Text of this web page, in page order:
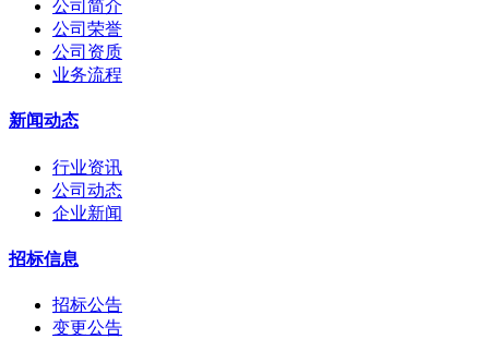
公司简介
公司荣誉
公司资质
业务流程
新闻动态
行业资讯
公司动态
企业新闻
招标信息
招标公告
变更公告